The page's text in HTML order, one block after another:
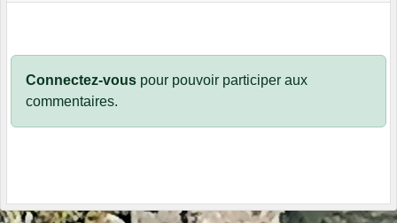
Connectez-vous pour pouvoir participer aux
commentaires.